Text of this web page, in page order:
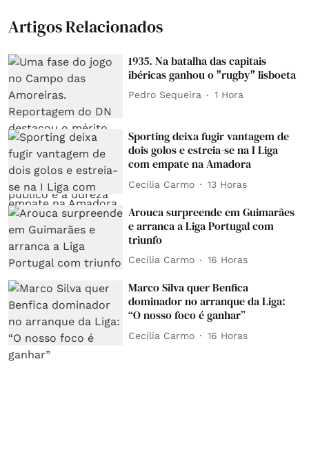
Artigos Relacionados
1935. Na batalha das capitais
ibéricas ganhou o "rugby" lisboeta
Pedro Sequeira 1 Hora
Sporting deixa fugir vantagem de
dois golos e estreia-se na I Liga
com empate na Amadora
Cecília Carmo 13 Horas
Arouca surpreende em Guimarães
e arranca a Liga Portugal com
triunfo
Cecília Carmo 16 Horas
Marco Silva quer Benfica
dominador no arranque da Liga:
“O nosso foco é ganhar”
Cecília Carmo 16 Horas